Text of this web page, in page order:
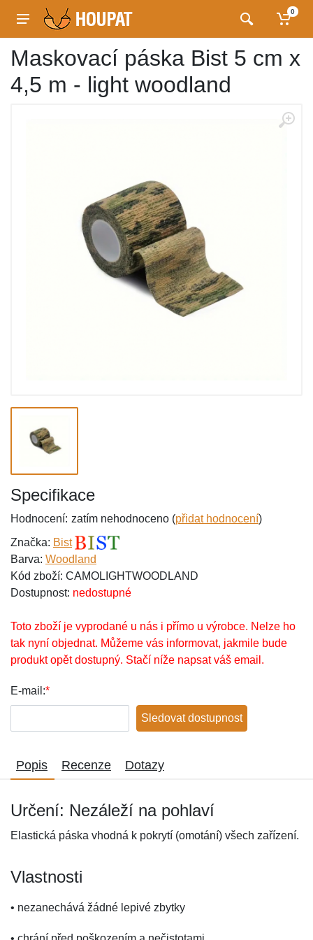
0
Maskovací páska Bist 5 cm x
4,5 m - light woodland
Specifikace
Hodnocení: zatím nehodnoceno (přidat hodnocení)
Značka: Bist
Barva: Woodland
Kód zboží: CAMOLIGHTWOODLAND
Dostupnost: nedostupné
Toto zboží je vyprodané u nás i přímo u výrobce. Nelze ho
tak nyní objednat. Můžeme vás informovat, jakmile bude
produkt opět dostupný. Stačí níže napsat váš email.
E-mail:*
Sledovat dostupnost
Popis Recenze Dotazy
Určení: Nezáleží na pohlaví
Elastická páska vhodná k pokrytí (omotání) všech zařízení.
Vlastnosti
• nezanechává žádné lepivé zbytky